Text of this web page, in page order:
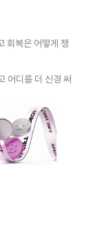
회복은 어떻게 챙
어디를 더 신경 써